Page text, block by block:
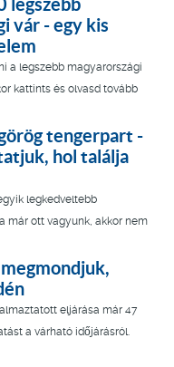
legszebb
vár - egy kis
a legszebb magyarországi
kattints és olvasd tovább
tengerpart -
hol találja
legkedveltebb
már ott vagyunk, akkor nem
eljárása már 47
a várható időjárásról.